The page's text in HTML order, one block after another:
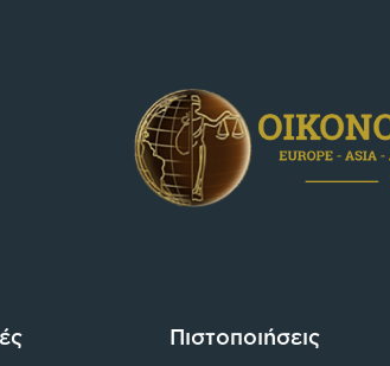
Πιστοποιήσεις